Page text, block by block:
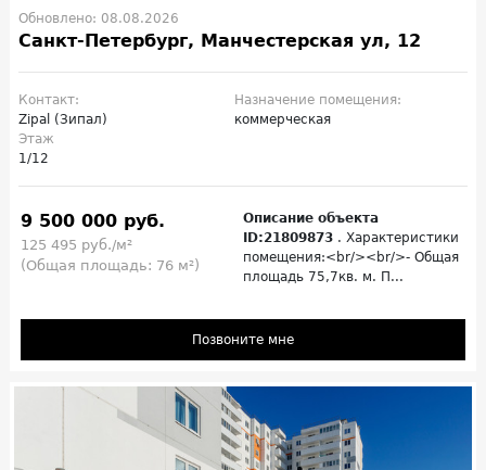
Обновлено: 08.08.2026
Санкт-Петербург, Манчестерская ул, 12
Контакт:
Zipal (Зипал)
Назначение помещения:
коммерческая
Этаж
1/12
9 500 000 руб.
125 495 руб./м²
(Общая площадь: 76 м²)
Описание объекта
ID:21809873 . Характеристики
помещения:<br/><br/>- Общая
площадь 75,7кв. м. П...
Позвоните мне